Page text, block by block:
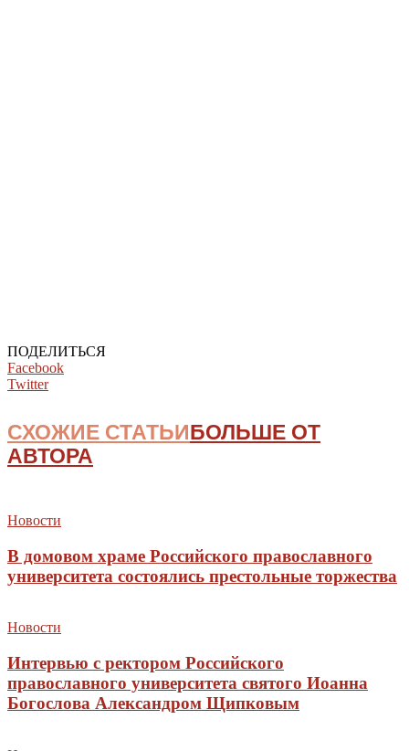
ПОДЕЛИТЬСЯ
Facebook
Twitter
СХОЖИЕ СТАТЬИБОЛЬШЕ ОТ
АВТОРА
Новости
В домовом храме Российского православного
университета состоялись престольные торжества
Новости
Интервью с ректором Российского
православного университета святого Иоанна
Богослова Александром Щипковым